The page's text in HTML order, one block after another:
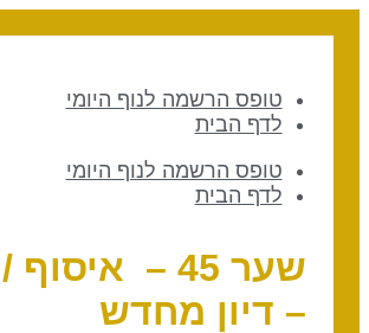
טופס הרשמה לנוף היומי
לדף הבית
טופס הרשמה לנוף היומי
לדף הבית
– דיון מחדש